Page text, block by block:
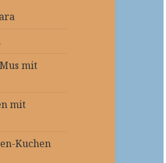
mit
mit
Kuchen